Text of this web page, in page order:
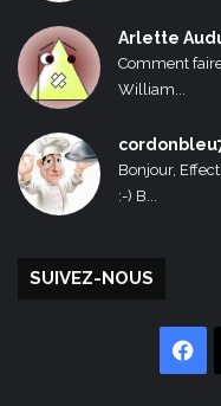
Arlette
Comment
William...
Bonjour,
:-) B...
SUIVEZ-NOUS